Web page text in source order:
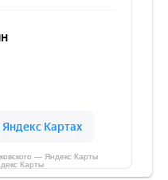
— Яндекс Карты
Карты